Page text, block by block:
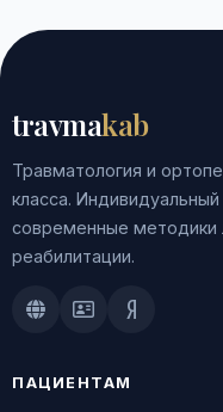
travmakab
Травматология и
класса.
современные методики
реабилитации.
Doctu.ruПроДокторов
ПАЦИЕНТАМ